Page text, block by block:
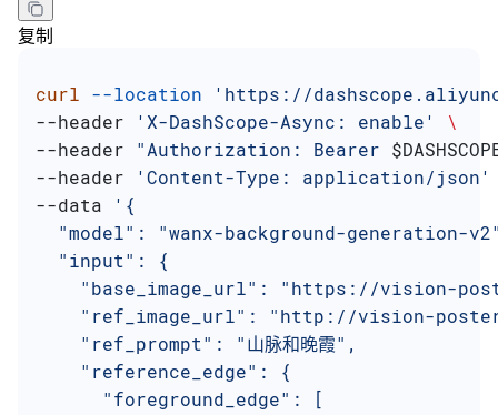
复制
curl --location 'https://
--header
'X-DashScope-Async: enable'
\
--header "Authorization: Bearer
--header
'Content-Type: application/json'
--data
'{
"model": "wanx-background-generation-
  "input": {
"base_image_url": "https://vision-
"ref_image_url": "http://vision-
    "ref_prompt": "山脉和晚霞",
    "reference_edge": {
      "foreground_edge": [